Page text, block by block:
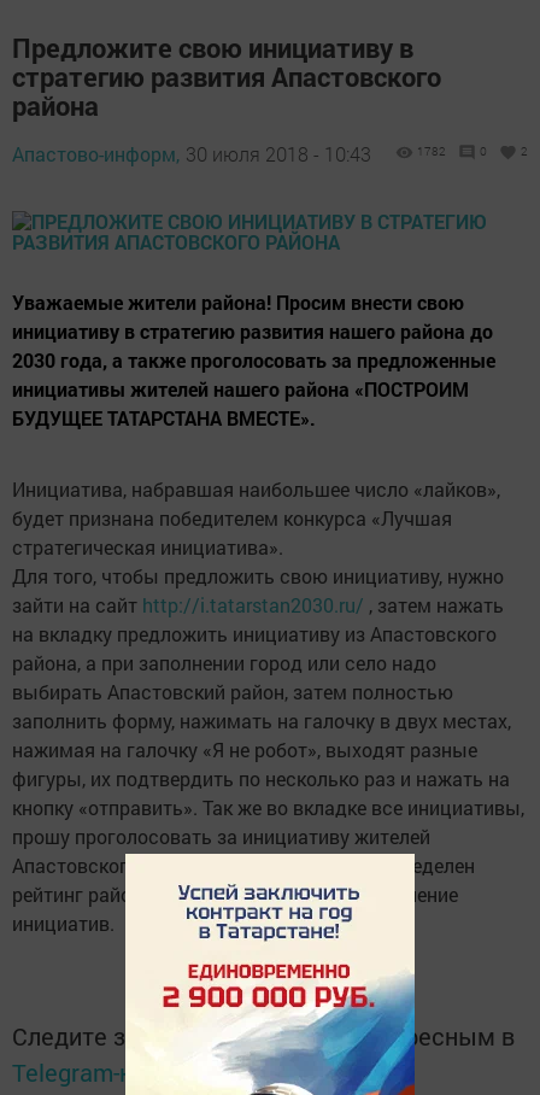
Предложите свою инициативу в
стратегию развития Апастовского
района
Апастово-информ, 30 июля 2018 - 10:43 1782 0 2
Уважаемые жители района! Просим внести свою
инициативу в стратегию развития нашего района до
2030 года, а также проголосовать за предложенные
инициативы жителей нашего района «ПОСТРОИМ
БУДУЩЕЕ ТАТАРСТАНА ВМЕСТЕ».
Инициатива, набравшая наибольшее число «лайков»,
будет признана победителем конкурса «Лучшая
стратегическая инициатива».
Для того, чтобы предложить свою инициативу, нужно
зайти на сайт http://i.tatarstan2030.ru/ , затем нажать
на вкладку предложить инициативу из Апастовского
района, а при заполнении город или село надо
выбирать Апастовский район, затем полностью
заполнить форму, нажимать на галочку в двух местах,
нажимая на галочку «Я не робот», выходят разные
фигуры, их подтвердить по несколько раз и нажать на
кнопку «отправить». Так же во вкладке все инициативы,
прошу проголосовать за инициативу жителей
Апастовского района. В сентябре будет определен
рейтинг районов, по голосованию и направление
инициатив.
Следите за самым важным и интересным в
Telegram-канале
Татмедиа